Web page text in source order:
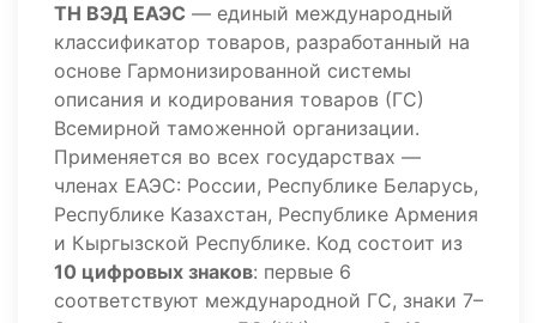
ТН ВЭД ЕАЭС — единый международный
классификатор товаров, разработанный на
основе Гармонизированной системы
описания и кодирования товаров (ГС)
Всемирной таможенной организации.
Применяется во всех государствах —
членах ЕАЭС: России, Республике Беларусь,
Республике Казахстан, Республике Армения
и Кыргызской Республике. Код состоит из
10 цифровых знаков: первые 6
соответствуют международной ГС, знаки 7–